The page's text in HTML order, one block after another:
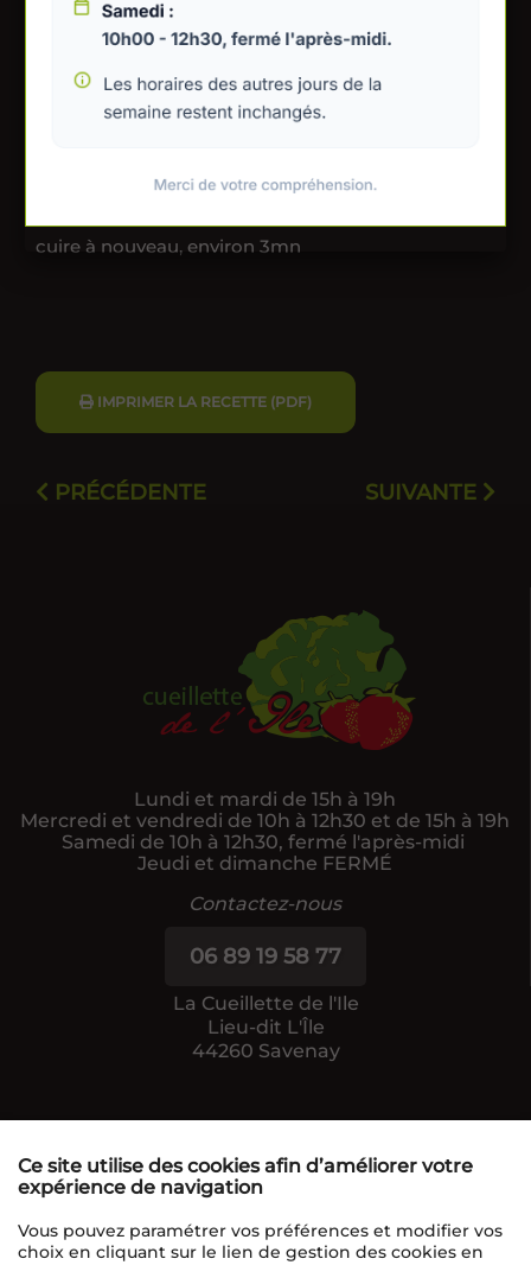
entre les mains dans un torchon pour bien extraire
l’eau, réserver.
Les mettre dans un saladier, ajouter la farine, les
œufs, les épices, l’ail et le persil, saler, poivre.
chaude, verser une grosse cuillère de préparation.
cuire à nouveau, environ 3mn
IMPRIMER LA RECETTE (PDF)
PRÉCÉDENTE SUIVANTE
Lundi et mardi de 15h à 19h
Mercredi et vendredi de 10h à 12h30 et de 15h à 19h
Samedi de 10h à 12h30, fermé l'après-midi
Jeudi et dimanche FERMÉ
Contactez-nous
06 89 19 58 77
La Cueillette de l'Ile
Lieu-dit L'Île
44260 Savenay
Mentions légales
Ce site utilise des cookies afin d’améliorer votre
expérience de navigation
Vous pouvez paramétrer vos préférences et modifier vos
choix en cliquant sur le lien de gestion des cookies en